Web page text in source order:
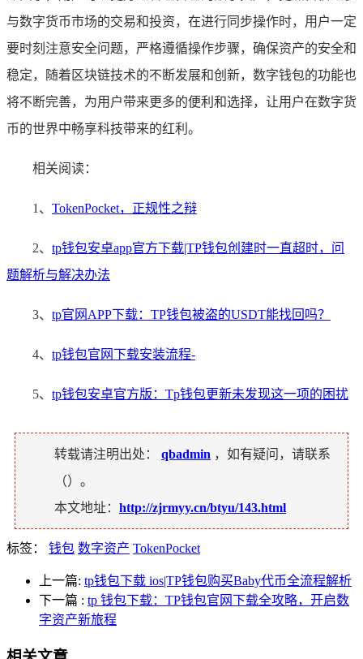
与数字货币市场的交易和投资，在进行同步操作时，用户一定
要时刻注意安全问题，严格遵循操作步骤，确保资产的安全和
稳定，随着区块链技术的不断发展和创新，数字钱包的功能也
将不断完善，为用户带来更多的便利和选择，让用户在数字货
币的世界中畅享科技带来的红利。
相关阅读：
1、 TokenPocket，正规性之辩
2、 tp钱包安卓app官方下载|TP钱包创建时一直超时，问
题解析与解决办法
3、 tp官网APP下载：TP钱包被盗的USDT能找回吗？
4、 tp钱包官网下载安装流程-
5、 tp钱包安卓官方版：Tp钱包更新未发现这一项的困扰
转载请注明出处： qbadmin ，如有疑问，请联系
（）。
本文地址： http://zjrmyy.cn/btyu/143.html
标签： 钱包 数字资产 TokenPocket
上一篇: tp钱包下载 ios|TP钱包购买Baby代币全流程解析
下一篇 : tp 钱包下载：TP钱包官网下载全攻略，开启数
字资产新旅程